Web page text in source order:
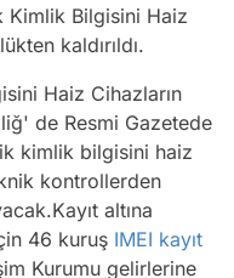
Kimlik Bilgisini Haiz
kaldırıldı.
Haiz Cihazların
de Resmi Gazetede
kimlik bilgisini haiz
kontrollerden
altına
46 kuruş IMEI kayıt
Kurumu gelirlerine